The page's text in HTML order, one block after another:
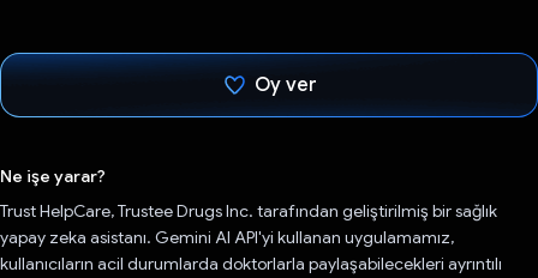
Oy ver
Ne işe yarar?
Trust HelpCare, Trustee Drugs Inc. tarafından geliştirilmiş bir sağlık
yapay zeka asistanı. Gemini AI API'yi kullanan uygulamamız,
kullanıcıların acil durumlarda doktorlarla paylaşabilecekleri ayrıntılı